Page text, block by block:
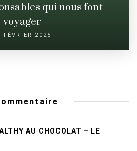
qui nous font
voyager
FÉVRIER 2025
AU CHOCOLAT – LE